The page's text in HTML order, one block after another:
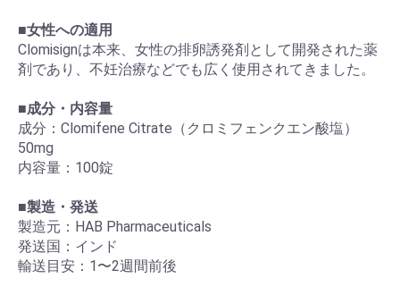
■女性への適用
Clomisignは本来、女性の排卵誘発剤として開発された薬
剤であり、不妊治療などでも広く使用されてきました。
■成分・内容量
成分：Clomifene Citrate（クロミフェンクエン酸塩）
50mg
内容量：100錠
■製造・発送
製造元：HAB Pharmaceuticals
発送国：インド
輸送目安：1〜2週間前後